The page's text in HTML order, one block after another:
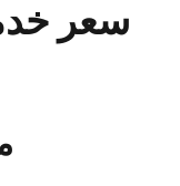
سعر